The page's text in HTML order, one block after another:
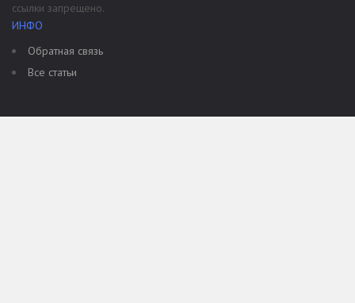
ссылки запрещено.
ИНФО
Обратная связь
Все статьи